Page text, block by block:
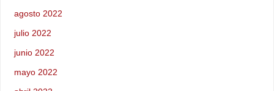
agosto 2022
julio 2022
junio 2022
mayo 2022